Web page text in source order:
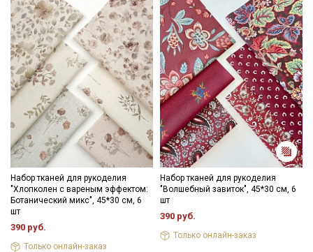
Набор тканей для рукоделия
"Хлопколен с вареным эффектом:
Ботанический микс", 45*30 см, 6
шт
390 руб.
Только онлайн-заказ
Набор тканей для рукоделия
"Волшебный завиток", 45*30 см, 6
шт
390 руб.
Только онлайн-заказ